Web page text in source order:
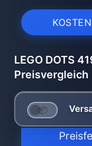
LEGO DOTS
Preisvergleich